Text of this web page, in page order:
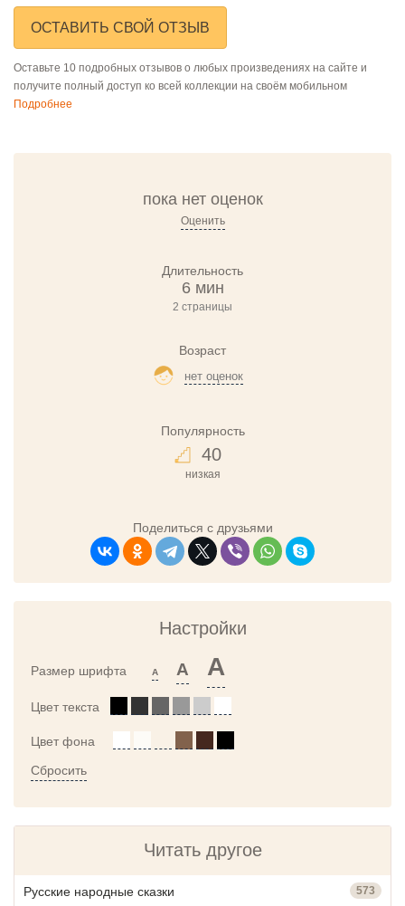
ОСТАВИТЬ СВОЙ ОТЗЫВ
Оставьте 10 подробных отзывов о любых произведениях на сайте и
получите полный доступ ко всей коллекции на своём мобильном
Подробнее
пока нет оценок
Оценить
Длительность
6 мин
2 страницы
Возраст
нет оценок
Популярность
40
низкая
Поделиться с друзьями
Настройки
Размер шрифта A A A
Цвет текста
Цвет фона
Сбросить
Читать другое
Русские народные сказки 573